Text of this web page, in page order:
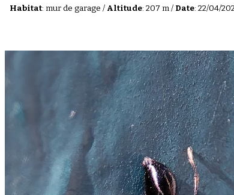
Habitat: mur de garage / Altitude: 207 m / Date: 22/04/